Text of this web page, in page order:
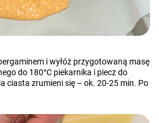
i wyłóż przygotowaną masę
do 180°C piekarnika i piecz do
ciasta zrumieni się – ok. 20-25 min. Po